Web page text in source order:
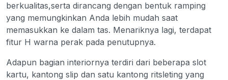
berkualitas,serta dirancang dengan bentuk ramping
yang memungkinkan Anda lebih mudah saat
memasukkan ke dalam tas. Menariknya lagi, terdapat
fitur H warna perak pada penutupnya.
Adapun bagian interiornya terdiri dari beberapa slot
kartu, kantong slip dan satu kantong ritsleting yang